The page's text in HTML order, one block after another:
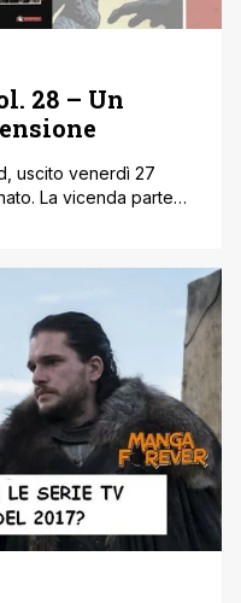
28 – Un
uscito venerdì 27
La vicenda parte
dei fumetti in
può
siete svegliati l'altro